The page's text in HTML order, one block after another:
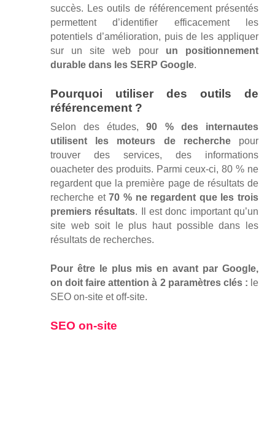
succès. Les outils de référencement présentés
permettent d’identifier efficacement les
potentiels d’amélioration, puis de les appliquer
sur un site web pour un positionnement
durable dans les SERP Google.
Pourquoi utiliser des outils de
référencement ?
Selon des études, 90 % des internautes
utilisent les moteurs de recherchepour
trouver des services, des informations
ouacheter des produits. Parmi ceux-ci, 80 % ne
regardent que la première page de résultats de
recherche et70 % ne regardent que les trois
premiers résultats. Il est donc important qu’un
site web soit le plus haut possible dans les
résultats de recherches.
Pour être le plus mis en avant par Google,
on doit faire attention à 2 paramètres clés : le
SEO on-site et off-site.
SEO on-site